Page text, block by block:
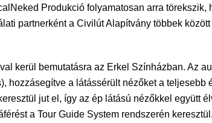
Produkció folyamatosan arra törekszik,
partnerként a Civilút Alapítvány többek
kerül bemutatásra az Erkel Színházban. Az
hozzásegítve a látássérült nézőket a teljesebb
jut el, így az ép látású nézőkkel együtt
a Tour Guide System rendszerén keresztül.